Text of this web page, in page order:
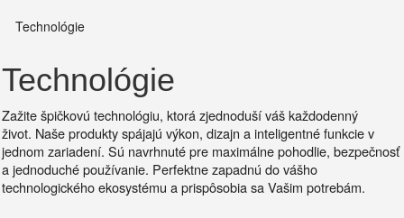
Technológie
Technológie
Zažite špičkovú technológiu, ktorá zjednoduší váš každodenný
život. Naše produkty spájajú výkon, dizajn a inteligentné funkcie v
jednom zariadení. Sú navrhnuté pre maximálne pohodlie, bezpečnosť
a jednoduché používanie. Perfektne zapadnú do vášho
technologického ekosystému a prispôsobia sa Vašim potrebám.